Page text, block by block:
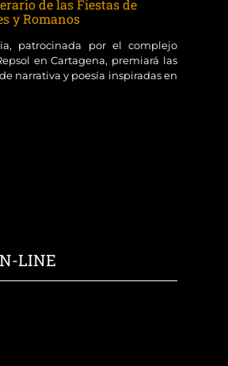
de las Fiestas de
y Romanos
patrocinada por el complejo
en Cartagena, premiará las
narrativa y poesía inspiradas en
LINE